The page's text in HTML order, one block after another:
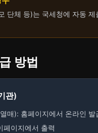
단체 등)는 국세청에 자동
방법
관)
매): 홈페이지에서 온라인 발
페이지에서 출력